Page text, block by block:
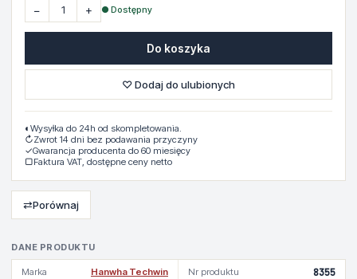
DANE PRODUKTU
Marka Hanwha Techwin Nr produktu 8355
− + ● Dostępny
Do koszyka
♡ Dodaj do ulubionych
◐ Wysyłka do 24h od skompletowania.
↻Zwrot 14 dni bez podawania przyczyny
✓Gwarancja producenta do 60 miesięcy
▢Faktura VAT, dostępne ceny netto
⇄Porównaj